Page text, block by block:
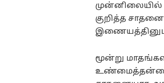
முன்னிலையில்
குறித்த
மூன்று
உண்மைத்தன்மை